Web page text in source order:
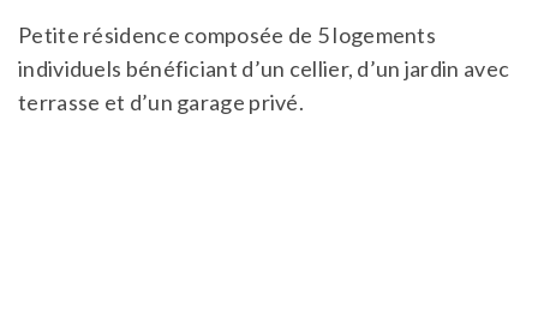
Petite résidence composée de 5 logements
individuels bénéficiant d’un cellier, d’un jardin avec
terrasse et d’un garage privé.